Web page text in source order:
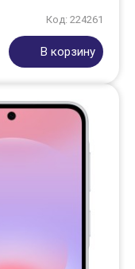
Код: 224261
В корзину